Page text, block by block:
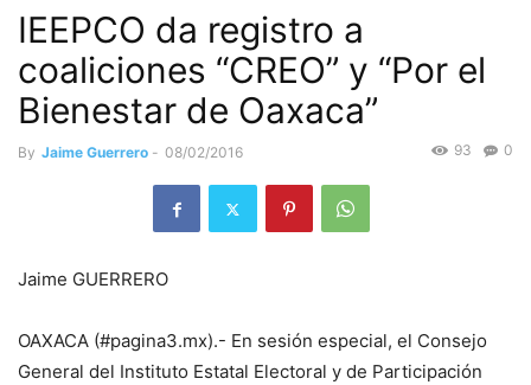
IEEPCO da registro a
coaliciones “CREO” y “Por el
Bienestar de Oaxaca”
By Jaime Guerrero - 08/02/2016 0
93
Jaime GUERRERO
OAXACA (#pagina3.mx).- En sesión especial, el Consejo
General del Instituto Estatal Electoral y de Participación